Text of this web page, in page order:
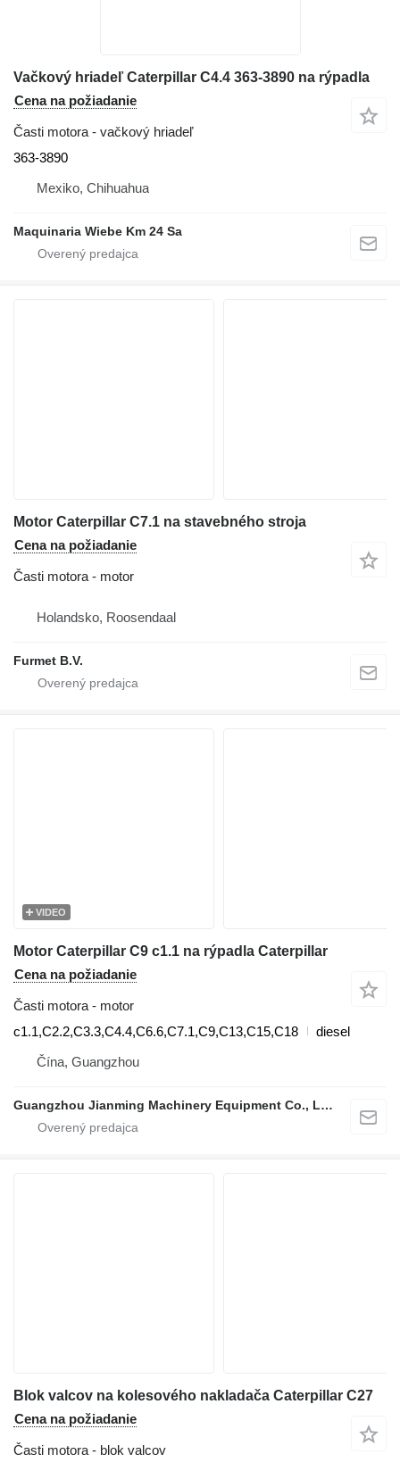
Vačkový hriadeľ Caterpillar C4.4 363-3890 na rýpadla
Cena na požiadanie
Časti motora - vačkový hriadeľ
363-3890
Mexiko, Chihuahua
Maquinaria Wiebe Km 24 Sa
Motor Caterpillar C7.1 na stavebného stroja
Cena na požiadanie
Časti motora - motor
Holandsko, Roosendaal
Furmet B.V.
VIDEO
Motor Caterpillar C9 c1.1 na rýpadla Caterpillar
Cena na požiadanie
Časti motora - motor
c1.1,C2.2,C3.3,C4.4,C6.6,C7.1,C9,C13,C15,C18
diesel
Čína, Guangzhou
Guangzhou Jianming Machinery Equipment Co., Ltd.
Blok valcov na kolesového nakladača Caterpillar C27
Cena na požiadanie
Časti motora - blok valcov